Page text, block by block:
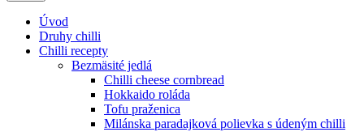
Úvod
Druhy chilli
Chilli recepty
Bezmäsité jedlá
Chilli cheese cornbread
Hokkaido roláda
Tofu praženica
Milánska paradajková polievka s údeným chilli